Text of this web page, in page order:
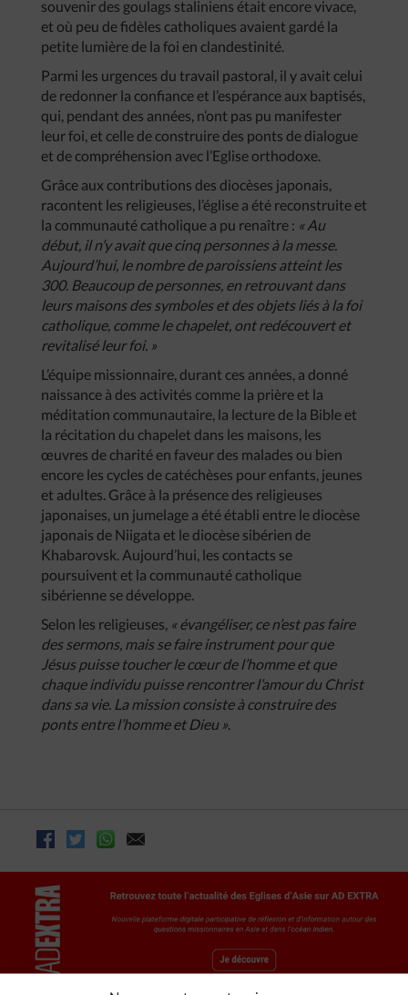
souvenir des goulags staliniens était encore vivace,
et où peu de fidèles catholiques avaient gardé la
petite lumière de la foi en clandestinité.
Parmi les urgences du travail pastoral, il y avait celui
de redonner la confiance et l’espérance aux baptisés,
qui, pendant des années, n’ont pas pu manifester
leur foi, et celle de construire des ponts de dialogue
et de compréhension avec l’Eglise orthodoxe.
Grâce aux contributions des diocèses japonais,
racontent les religieuses, l’église a été reconstruite et
la communauté catholique a pu renaître : « Au
début, il n’y avait que cinq personnes à la messe.
Aujourd’hui, le nombre de paroissiens atteint les
300. Beaucoup de personnes, en retrouvant dans
leurs maisons des symboles et des objets liés à la foi
catholique, comme le chapelet, ont redécouvert et
revitalisé leur foi. »
L’équipe missionnaire, durant ces années, a donné
naissance à des activités comme la prière et la
méditation communautaire, la lecture de la Bible et
la récitation du chapelet dans les maisons, les
œuvres de charité en faveur des malades ou bien
encore les cycles de catéchèses pour enfants, jeunes
et adultes. Grâce à la présence des religieuses
japonaises, un jumelage a été établi entre le diocèse
japonais de Niigata et le diocèse sibérien de
Khabarovsk. Aujourd’hui, les contacts se
poursuivent et la communauté catholique
sibérienne se développe.
Selon les religieuses, « évangéliser, ce n’est pas faire
des sermons, mais se faire instrument pour que
Jésus puisse toucher le cœur de l’homme et que
chaque individu puisse rencontrer l’amour du Christ
dans sa vie. La mission consiste à construire des
ponts entre l’homme et Dieu ».